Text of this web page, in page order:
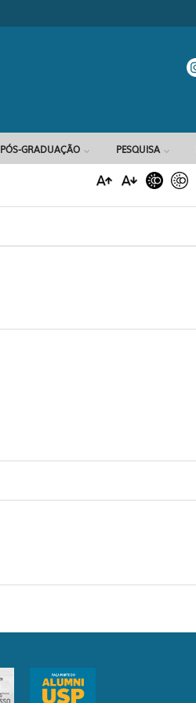
Formulário de busca
PÓS-GRADUAÇÃO PESQUISA